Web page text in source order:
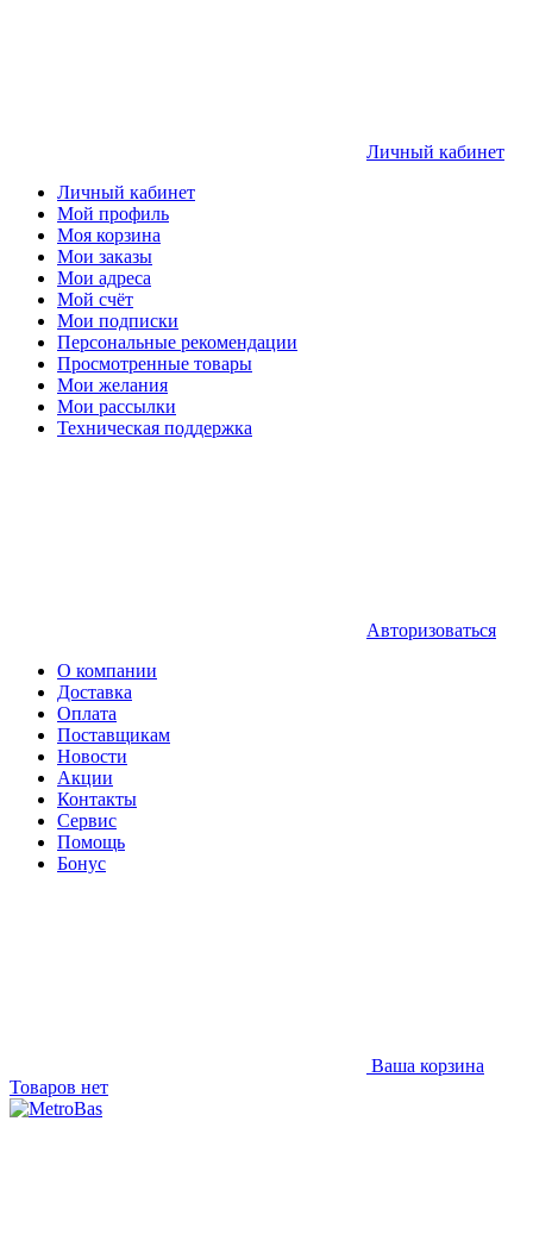
Личный кабинет
Личный кабинет
Мой профиль
Моя корзина
Мои заказы
Мои адреса
Мой счёт
Мои подписки
Персональные рекомендации
Просмотренные товары
Мои желания
Мои рассылки
Техническая поддержка
Авторизоваться
О компании
Доставка
Оплата
Поставщикам
Новости
Акции
Контакты
Сервис
Помощь
Бонус
Ваша корзина
Товаров нет